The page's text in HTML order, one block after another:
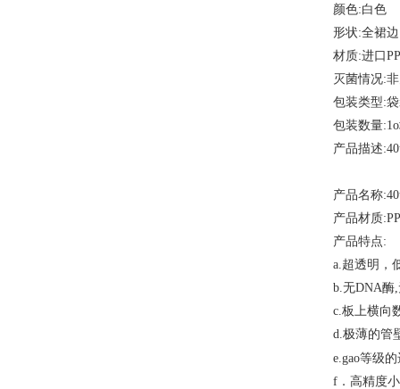
颜色:白色
形状:全裙边
材质:进口PP
灭菌情况:
包装类型:
包装数量
产品描述
产品名称
产品材质:PP
产品特点:
a.超透明，
b.无DNA酶
c.板上横向
d.极薄的管
e.gao等级的
f．高精度